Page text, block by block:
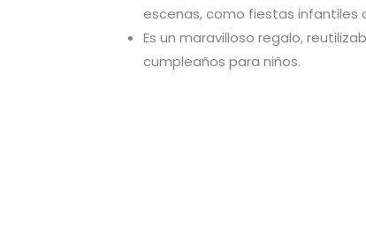
escenas, como fiestas infantiles
Es un maravilloso regalo,
cumpleaños para niños.